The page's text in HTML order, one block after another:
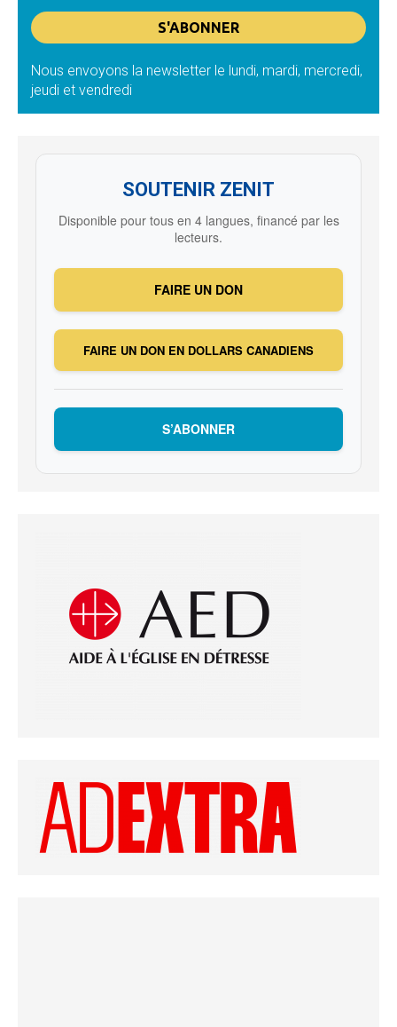
Nous envoyons la newsletter le lundi, mardi, mercredi,
jeudi et vendredi
SOUTENIR ZENIT
Disponible pour tous en 4 langues, financé par les
lecteurs.
FAIRE UN DON
FAIRE UN DON EN DOLLARS CANADIENS
S’ABONNER